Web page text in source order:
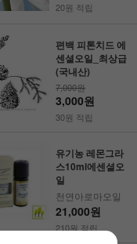
20원 적립
편백 피톤치드 에
센셜오일_최상급
(국내산)
7,000원
3,000원
30원 적립
유기농 레몬그라
스10ml에센셜오
일
천연아로마오일
21,000원
210원 적립